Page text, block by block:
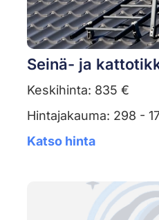
Seinä- ja
Keskihinta: 835 €
Hintajakauma: 298 -
Katso hinta